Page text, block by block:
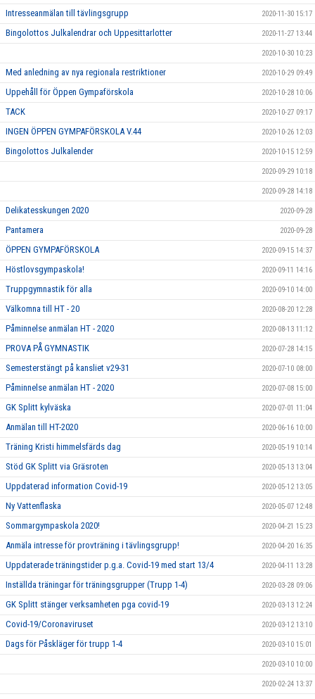
Intresseanmälan till tävlingsgrupp 2020-11-30 15:17
Bingolottos Julkalendrar och Uppesittarlotter 2020-11-27 13:44
2020-10-30 10:23
Med anledning av nya regionala restriktioner 2020-10-29 09:49
Uppehåll för Öppen Gympaförskola 2020-10-28 10:06
TACK 2020-10-27 09:17
INGEN ÖPPEN GYMPAFÖRSKOLA V.44 2020-10-26 12:03
Bingolottos Julkalender 2020-10-15 12:59
2020-09-29 10:18
2020-09-28 14:18
Delikatesskungen 2020 2020-09-28
Pantamera 2020-09-28
ÖPPEN GYMPAFÖRSKOLA 2020-09-15 14:37
Höstlovsgympaskola! 2020-09-11 14:16
Truppgymnastik för alla 2020-09-10 14:00
Välkomna till HT - 20 2020-08-20 12:28
Påminnelse anmälan HT - 2020 2020-08-13 11:12
PROVA PÅ GYMNASTIK 2020-07-28 14:15
Semesterstängt på kansliet v29-31 2020-07-10 08:00
Påminnelse anmälan HT - 2020 2020-07-08 15:00
GK Splitt kylväska 2020-07-01 11:04
Anmälan till HT-2020 2020-06-16 10:00
Träning Kristi himmelsfärds dag 2020-05-19 10:14
Stöd GK Splitt via Gräsroten 2020-05-13 13:04
Uppdaterad information Covid-19 2020-05-12 13:05
Ny Vattenflaska 2020-05-07 12:48
Sommargympaskola 2020! 2020-04-21 15:23
Anmäla intresse för provträning i tävlingsgrupp! 2020-04-20 16:35
Uppdaterade träningstider p.g.a. Covid-19 med start 13/4 2020-04-11 13:28
Inställda träningar för träningsgrupper (Trupp 1-4) 2020-03-28 09:06
GK Splitt stänger verksamheten pga covid-19 2020-03-13 12:24
Covid-19/Coronaviruset 2020-03-12 13:10
Dags för Påskläger för trupp 1-4 2020-03-10 15:01
2020-03-10 10:00
2020-02-24 13:37